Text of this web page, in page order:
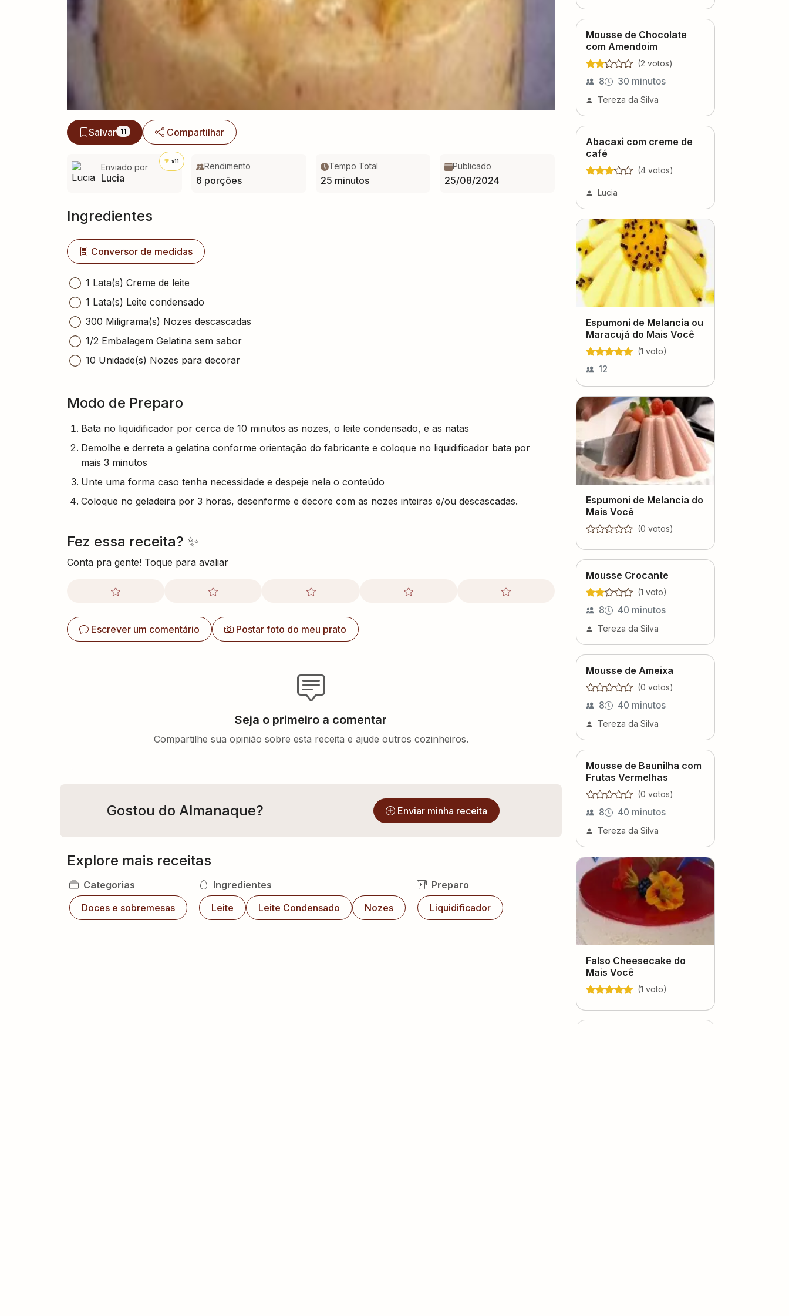
Salvar 11 Compartilhar
Enviado por
Lucia
x11 Rendimento
6 porções
Tempo Total
25 minutos
Publicado
25/08/2024
Ingredientes
Conversor de medidas
1 Lata(s) Creme de leite
1 Lata(s) Leite condensado
300 Miligrama(s) Nozes descascadas
1/2 Embalagem Gelatina sem sabor
10 Unidade(s) Nozes para decorar
Modo de Preparo
Bata no liquidificador por cerca de 10 minutos as nozes, o leite condensado, e as natas
Demolhe e derreta a gelatina conforme orientação do fabricante e coloque no liquidificador bata por
mais 3 minutos
Unte uma forma caso tenha necessidade e despeje nela o conteúdo
Coloque no geladeira por 3 horas, desenforme e decore com as nozes inteiras e/ou descascadas.
Fez essa receita? ✨
Conta pra gente! Toque para avaliar
Escrever um comentário Postar foto do meu prato
Seja o primeiro a comentar
Compartilhe sua opinião sobre esta receita e ajude outros cozinheiros.
Gostou do Almanaque? Enviar minha receita
Explore mais receitas
Categorias
Doces e sobremesas
Ingredientes
Leite
Leite Condensado Nozes
Preparo
Liquidificador
Mousse de Chocolate
com Amendoim
(2 votos)
8 30 minutos
Tereza da Silva
Abacaxi com creme de
café
(4 votos)
Lucia
Espumoni de Melancia ou
Maracujá do Mais Você
(1 voto)
12
Espumoni de Melancia do
Mais Você
(0 votos)
Mousse Crocante
(1 voto)
8 40 minutos
Tereza da Silva
Mousse de Ameixa
(0 votos)
8 40 minutos
Tereza da Silva
Mousse de Baunilha com
Frutas Vermelhas
(0 votos)
8 40 minutos
Tereza da Silva
Falso Cheesecake do
Mais Você
(1 voto)